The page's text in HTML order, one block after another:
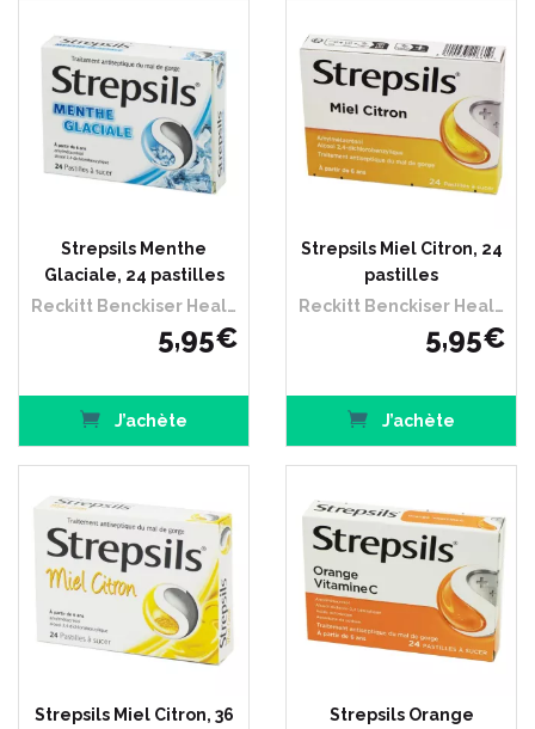
Strepsils Menthe
Glaciale, 24 pastilles
Reckitt Benckiser Healthcare France
5,95€
J’achète
Strepsils Miel Citron, 24
pastilles
Reckitt Benckiser Healthcare France
5,95€
J’achète
Strepsils Miel Citron, 36
Strepsils Orange